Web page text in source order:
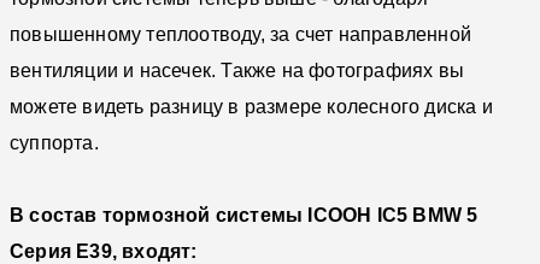
повышенному теплоотводу, за счет направленной
вентиляции и насечек. Также на фотографиях вы
можете видеть разницу в размере колесного диска и
суппорта.
В состав тормозной системы ICOOH IC5 BMW 5
Серия E39, входят: